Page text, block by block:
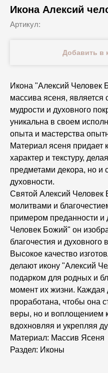
Икона Алексий
Артикул:
Добавить в
Икона "Алексий Человек
массива ясеня, является
мудрости и духовного
уникальна в своем
опыта и мастерства
Материал ясеня придает
характер и текстуру,
предметами декора, но и
духовности.
Святой Алексий Человек
молитвами и
примером преданности и
Человек Божий" он
благочестия и духовного
Высокое качество
делают икону "Алексий
подарком для родных и
момент их жизни. Каждая
проработана, чтобы она
веры, но и воплощением
вдохновляя и укрепляя
Материал: Массив Ясеня
Раздел: Иконы